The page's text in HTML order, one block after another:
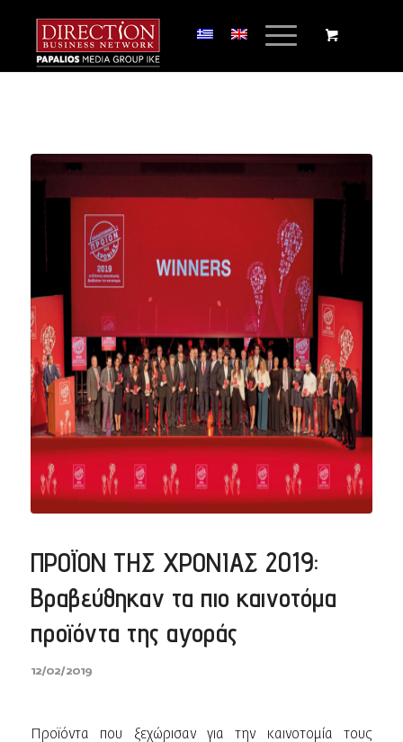
ΠΡΟΪΟΝ ΤΗΣ ΧΡΟΝΙΑΣ 2019:
Βραβεύθηκαν τα πιο καινοτόμα
προϊόντα της αγοράς
12/02/2019
Προϊόντα που ξεχώρισαν για την καινοτομία τους